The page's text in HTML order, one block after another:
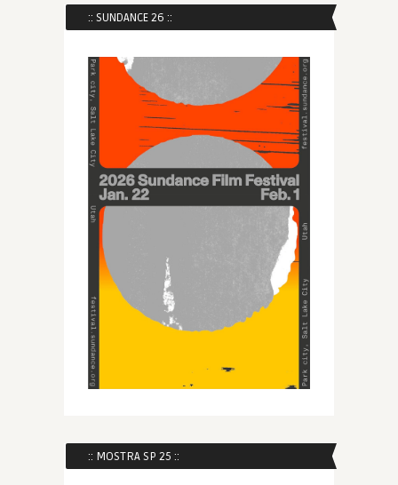
:: SUNDANCE 26 ::
:: MOSTRA SP 25 ::